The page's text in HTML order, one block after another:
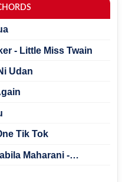
- Little Miss Twain
Udan
Tik Tok
Maharani -